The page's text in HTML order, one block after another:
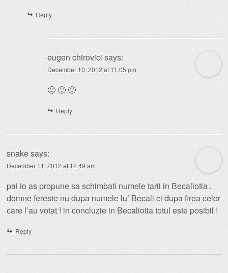
Reply
eugen chirovici says:
December 10, 2012 at 11:05 pm
🙂 🙂 🙂
Reply
snakesays:
December 11, 2012 at 12:49 am
pai io as propune sa schimbati numele tarii in Becaliotia ,
domne fereste nu dupa numele lu’ Becali ci dupa firea celor
care l’au votat ! in concluzie in Becaliotia totul este posibil !
Reply